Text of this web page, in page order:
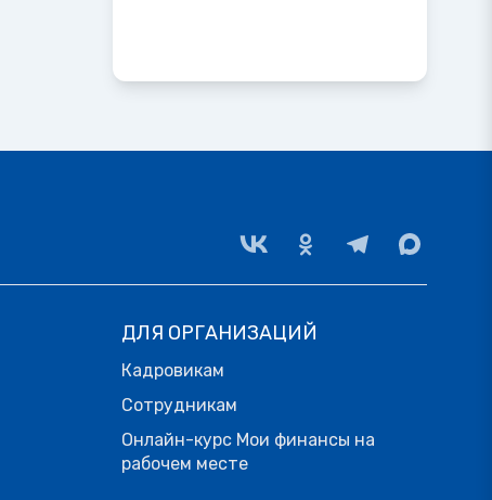
ДЛЯ ОРГАНИЗАЦИЙ
Кадровикам
Сотрудникам
Онлайн-курс Мои финансы на
рабочем месте